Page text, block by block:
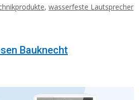
, wasserfeste Lautsprecher
Bauknecht